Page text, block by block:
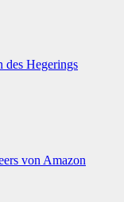
des Hegerings
von Amazon